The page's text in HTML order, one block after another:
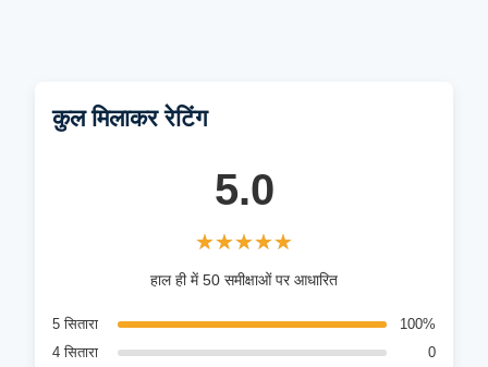
कुल मिलाकर रेटिंग
5.0
★★★★★
★★★★★
हाल ही में 50 समीक्षाओं पर आधारित
5 सितारा
100%
4 सितारा
0